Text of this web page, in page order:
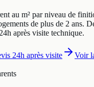
au m² par niveau de
de plus de 2 ans.
après visite technique.
24h après visite Voir